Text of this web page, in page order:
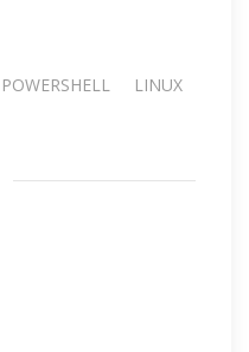
POWERSHELL
LINUX